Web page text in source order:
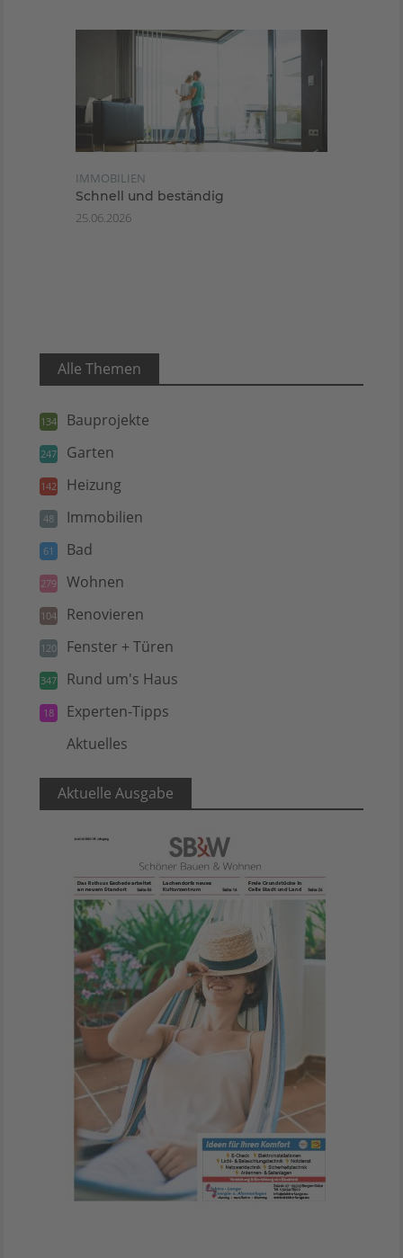
IMMOBILIEN
Schnell und beständig
25.06.2026
Alle Themen
134 Bauprojekte
247 Garten
142 Heizung
48 Immobilien
61 Bad
279 Wohnen
104 Renovieren
120 Fenster + Türen
347 Rund um's Haus
18 Experten-Tipps
Aktuelles
Aktuelle Ausgabe